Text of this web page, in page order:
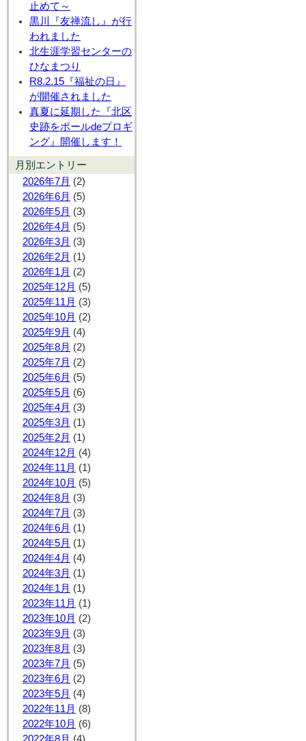
止めて～
黒川『友禅流し』が行
われました
北生涯学習センターの
ひなまつり
R8.2.15『福祉の日』
が開催されました
真夏に延期した『北区
史跡をポールdeプロギ
ング』開催します！
月別エントリー
2026年7月 (2)
2026年6月 (5)
2026年5月 (3)
2026年4月 (5)
2026年3月 (3)
2026年2月 (1)
2026年1月 (2)
2025年12月 (5)
2025年11月 (3)
2025年10月 (2)
2025年9月 (4)
2025年8月 (2)
2025年7月 (2)
2025年6月 (5)
2025年5月 (6)
2025年4月 (3)
2025年3月 (1)
2025年2月 (1)
2024年12月 (4)
2024年11月 (1)
2024年10月 (5)
2024年8月 (3)
2024年7月 (3)
2024年6月 (1)
2024年5月 (1)
2024年4月 (4)
2024年3月 (1)
2024年1月 (1)
2023年11月 (1)
2023年10月 (2)
2023年9月 (3)
2023年8月 (3)
2023年7月 (5)
2023年6月 (2)
2023年5月 (4)
2022年11月 (8)
2022年10月 (6)